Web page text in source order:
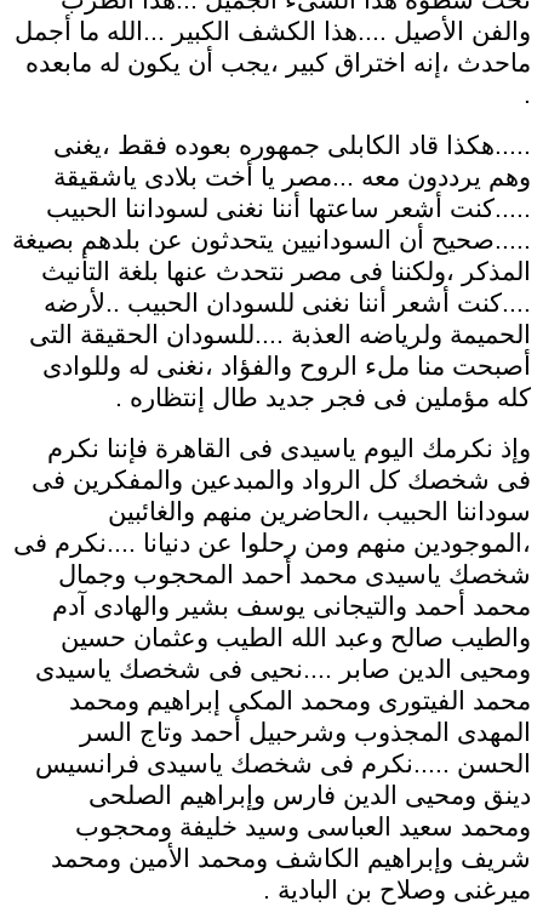
والفن الأصيل ....هذا الكشف الكبير ...الله ما أجمل
ماحدث ،إنه اختراق كبير ،يجب أن يكون له مابعده
.
.....هكذا قاد الكابلى جمهوره بعوده فقط ،يغنى
وهم يرددون معه ...مصر يا أخت بلادى ياشقيقة
.....كنت أشعر ساعتها أننا نغنى لسوداننا الحبيب
.....صحيح أن السودانيين يتحدثون عن بلدهم بصيغة
المذكر ،ولكننا فى مصر نتحدث عنها بلغة التأنيث
....كنت أشعر أننا نغنى للسودان الحبيب ..لأرضه
الحميمة ولرياضه العذبة ....للسودان الحقيقة التى
أصبحت منا ملء الروح والفؤاد ،نغنى له وللوادى
كله مؤملين فى فجر جديد طال إنتظاره .
وإذ نكرمك اليوم ياسيدى فى القاهرة فإننا نكرم
فى شخصك كل الرواد والمبدعين والمفكرين فى
سوداننا الحبيب ،الحاضرين منهم والغائبين
،الموجودين منهم ومن رحلوا عن دنيانا ....نكرم فى
شخصك ياسيدى محمد أحمد المحجوب وجمال
محمد أحمد والتيجانى يوسف بشير والهادى آدم
والطيب صالح وعبد الله الطيب وعثمان حسين
ومحيى الدين صابر ....نحيى فى شخصك ياسيدى
محمد الفيتورى ومحمد المكى إبراهيم ومحمد
المهدى المجذوب وشرحبيل أحمد وتاج السر
الحسن .....نكرم فى شخصك ياسيدى فرانسيس
دينق ومحيى الدين فارس وإبراهيم الصلحى
ومحمد سعيد العباسى وسيد خليفة ومحجوب
شريف وإبراهيم الكاشف ومحمد الأمين ومحمد
ميرغنى وصلاح بن البادية .